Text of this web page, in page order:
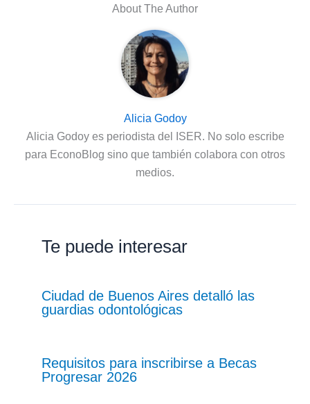
About The Author
Alicia Godoy
Alicia Godoy es periodista del ISER. No solo escribe
para EconoBlog sino que también colabora con otros
medios.
Te puede interesar
Ciudad de Buenos Aires detalló las
guardias odontológicas
Requisitos para inscribirse a Becas
Progresar 2026